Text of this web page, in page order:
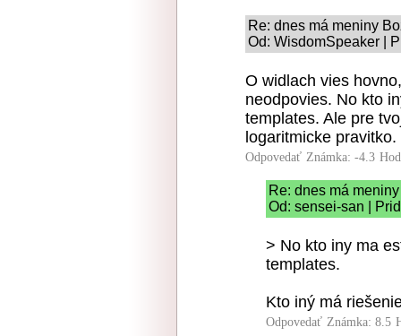
Re: dnes má meniny
Od: WisdomSpeaker |
O widlach vies
neodpovies. No kto
templates. Ale pre
logaritmicke pravitko.
Odpovedať Známka: -4.3
Re: dnes má
Od: sensei-san |
> No kto iny ma
templates.
Kto iný má
Odpovedať Známka: 8.5